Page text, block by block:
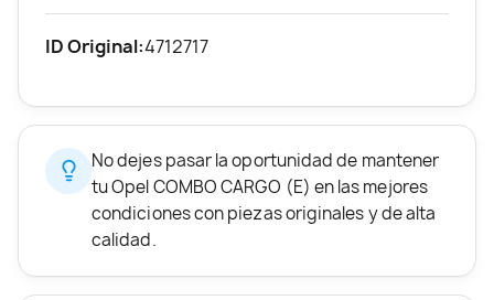
ID Original:4712717
No dejes pasar la oportunidad de mantener
tu Opel COMBO CARGO (E) en las mejores
condiciones con piezas originales y de alta
calidad.